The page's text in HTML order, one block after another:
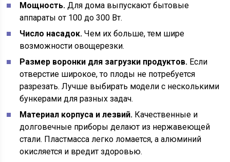
Мощность. Для дома выпускают бытовые
аппараты от 100 до 300 Вт.
Число насадок. Чем их больше, тем шире
возможности овощерезки.
Размер воронки для загрузки продуктов. Если
отверстие широкое, то плоды не потребуется
разрезать. Лучше выбирать модели с несколькими
бункерами для разных задач.
Материал корпуса и лезвий. Качественные и
долговечные приборы делают из нержавеющей
стали. Пластмасса легко ломается, а алюминий
окисляется и вредит здоровью.